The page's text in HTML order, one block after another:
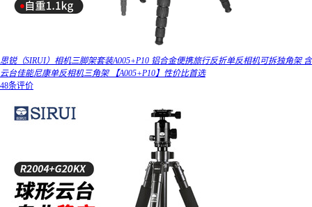
思锐（SIRUI）相机三脚架套装A005+P10 铝合金便携旅行反折单反相机可拆独角架 含
云台佳能尼康单反相机三角架 【A005+P10】性价比首选
48条评价